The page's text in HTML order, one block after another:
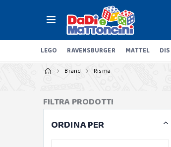
LEGO RAVENSBURGER MATTEL
Brand Risma
FILTRA PRODOTTI
ORDINA PER